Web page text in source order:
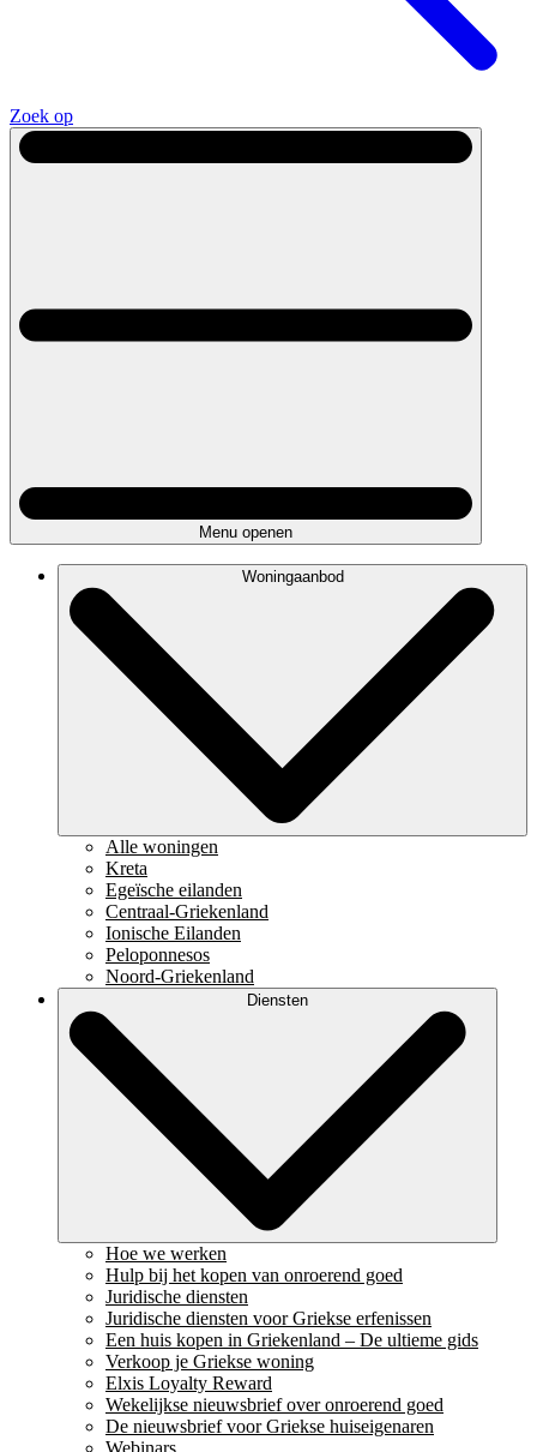
Zoek op
Menu openen
Woningaanbod
Alle woningen
Kreta
Egeïsche eilanden
Centraal-Griekenland
Ionische Eilanden
Peloponnesos
Noord-Griekenland
Diensten
Hoe we werken
Hulp bij het kopen van onroerend goed
Juridische diensten
Juridische diensten voor Griekse erfenissen
Een huis kopen in Griekenland – De ultieme gids
Verkoop je Griekse woning
Elxis Loyalty Reward
Wekelijkse nieuwsbrief over onroerend goed
De nieuwsbrief voor Griekse huiseigenaren
Webinars